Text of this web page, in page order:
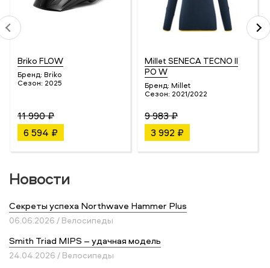
Briko FLOW
Бренд: Briko
Сезон: 2025
11 990 ₽
6 594 ₽
Millet SENECA TECNO II
PO W
Бренд: Millet
Сезон: 2021/2022
9 983 ₽
3 992 ₽
Новости
Секреты успеха Northwave Hammer Plus
06.06.2026 / Велосипеды
Smith Triad MIPS – удачная модель
24.04.2026 / Велосипеды